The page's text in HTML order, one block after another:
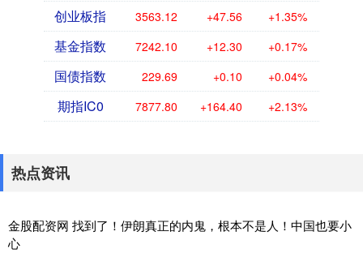
创业板指 3563.12 +47.56 +1.35%
基金指数 7242.10 +12.30 +0.17%
国债指数 229.69 +0.10 +0.04%
期指IC0 7877.80 +164.40 +2.13%
热点资讯
金股配资网 找到了！伊朗真正的内鬼，根本不是人！中国也要小
心